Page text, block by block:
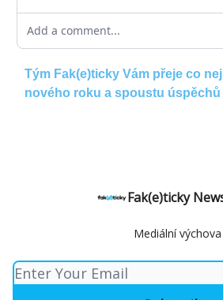
Add a comment...
Tým Fak(e)ticky Vám přeje co
nového roku a spoustu úspěchů
Fak(e)ticky
Mediální výchova